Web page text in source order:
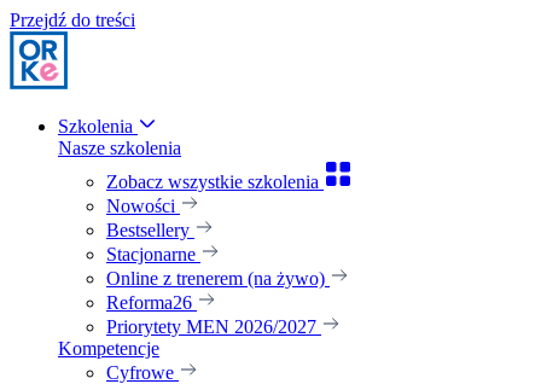
Przejdź do treści
Szkolenia
Nasze szkolenia
Zobacz wszystkie szkolenia
Nowości
Bestsellery
Stacjonarne
Online z trenerem (na żywo)
Reforma26
Priorytety MEN 2026/2027
Kompetencje
Cyfrowe